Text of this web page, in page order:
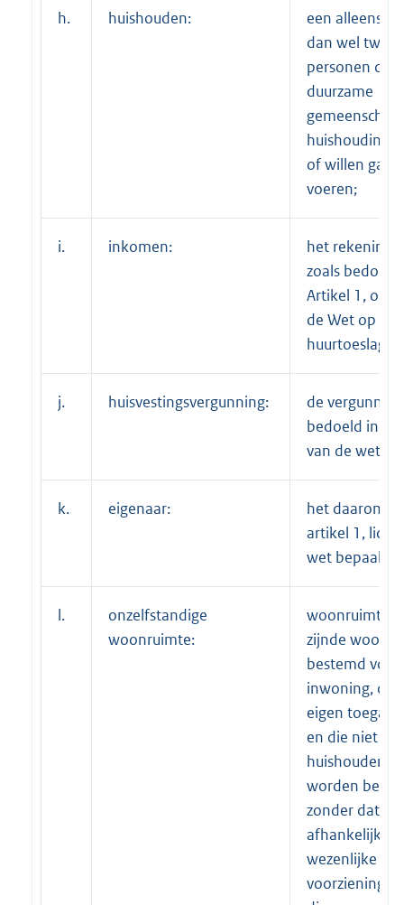
h. huishouden:
een
dan wel twee
personen die
duurzame
huishouding
of willen gaan
voeren;
i. inkomen:
het
zoals bedoeld
Artikel 1,
de Wet op de
huurtoeslag;
j. huisvestingsvergunning:
de
bedoeld in
van de wet;
k. eigenaar:
het
artikel 1, lid
wet bepaalde;
l.
onzelfstandige
woonruimte:
woonruimte,
zijnde
bestemd voor
inwoning, die
eigen
en die niet
huishouden
worden
zonder dat
afhankelijk is
wezenlijke